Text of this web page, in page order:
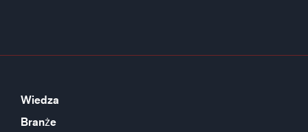
Wiedza
Branże